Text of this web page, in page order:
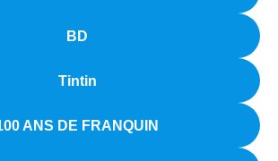
BD
Tintin
ANS DE FRANQUIN